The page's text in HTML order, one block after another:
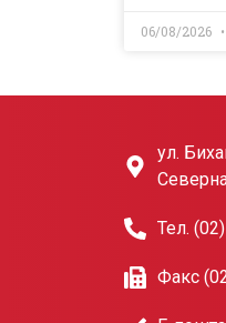
06/08/2026
ул.
Тел.
Факс